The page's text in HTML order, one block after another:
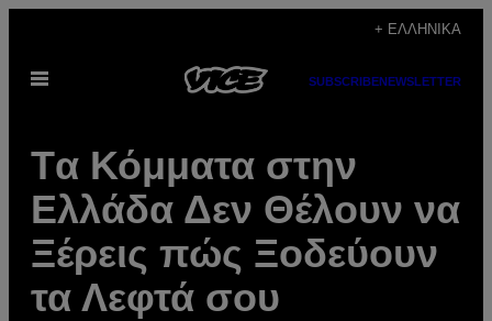
περιεχόμενο
+ ΕΛΛΗΝΙΚΆ
Ανοίξτε
SUBSCRIBENEWSLETTER
Tα Κόμματα στην
Ελλάδα Δεν Θέλουν να
Ξέρεις πώς Ξοδεύουν
τα Λεφτά σου